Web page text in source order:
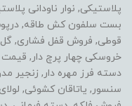
پلاستیکی, نوار ناودانی
بست سلفون کش طاقه,
قوطی, فروش قفل فشاری, گل
خروسکی چهار پرچ دار,
دسته فرز مهره دار, زنجیر
سنسور, یاتاقان کشوئی,